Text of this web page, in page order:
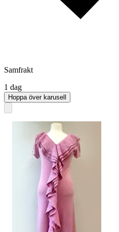
Samfrakt
1 dag
Hoppa över karusell